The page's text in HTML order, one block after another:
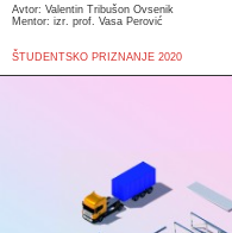
Avtor: Valentin Tribušon Ovsenik
Mentor: izr. prof. Vasa Perović
ŠTUDENTSKO PRIZNANJE 2020